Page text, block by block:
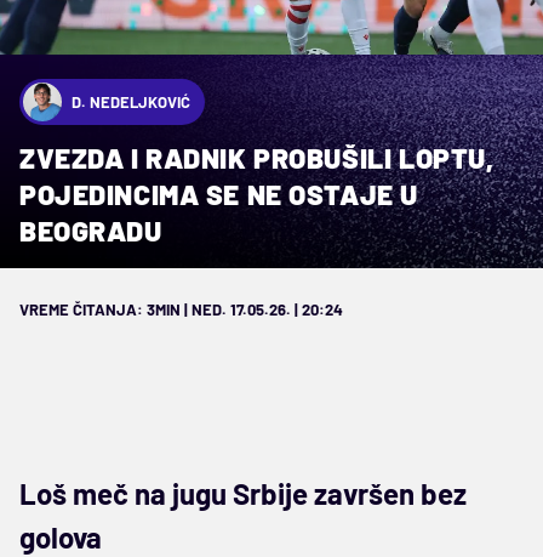
D. NEDELJKOVIĆ
ZVEZDA I RADNIK PROBUŠILI LOPTU,
POJEDINCIMA SE NE OSTAJE U
BEOGRADU
VREME ČITANJA: 3MIN | NED. 17.05.26. | 20:24
Loš meč na jugu Srbije završen bez
golova